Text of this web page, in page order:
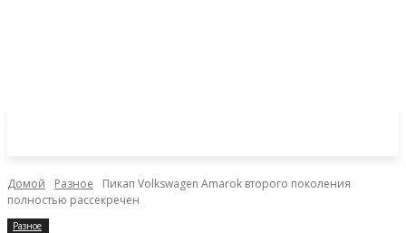
Домой Разное
Пикап Volkswagen Amarok второго поколения
полностью рассекречен
Разное